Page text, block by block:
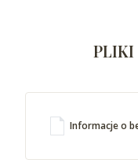
PLIKI
Informacje o